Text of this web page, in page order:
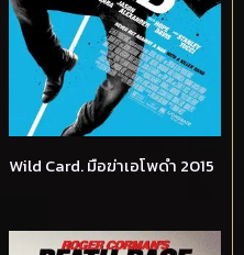
Wild Card. มือฆ่าเอโพดำ 2015